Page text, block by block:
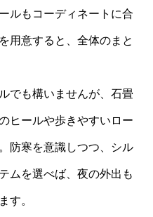
ルもコーディネートに合
用意すると、全体のまと
でも構いませんが、石畳
ヒールや歩きやすいロー
防寒を意識しつつ、シル
ムを選べば、夜の外出も
す。